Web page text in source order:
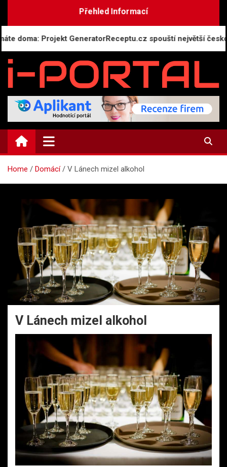
Přehled Informací
Projekt GeneratorReceptu.cz spouští největší českou
i-PORTAL.CZ
Public relations | Informační portál
Home Domácí V Lánech mizel alkohol
V Lánech mizel alkohol